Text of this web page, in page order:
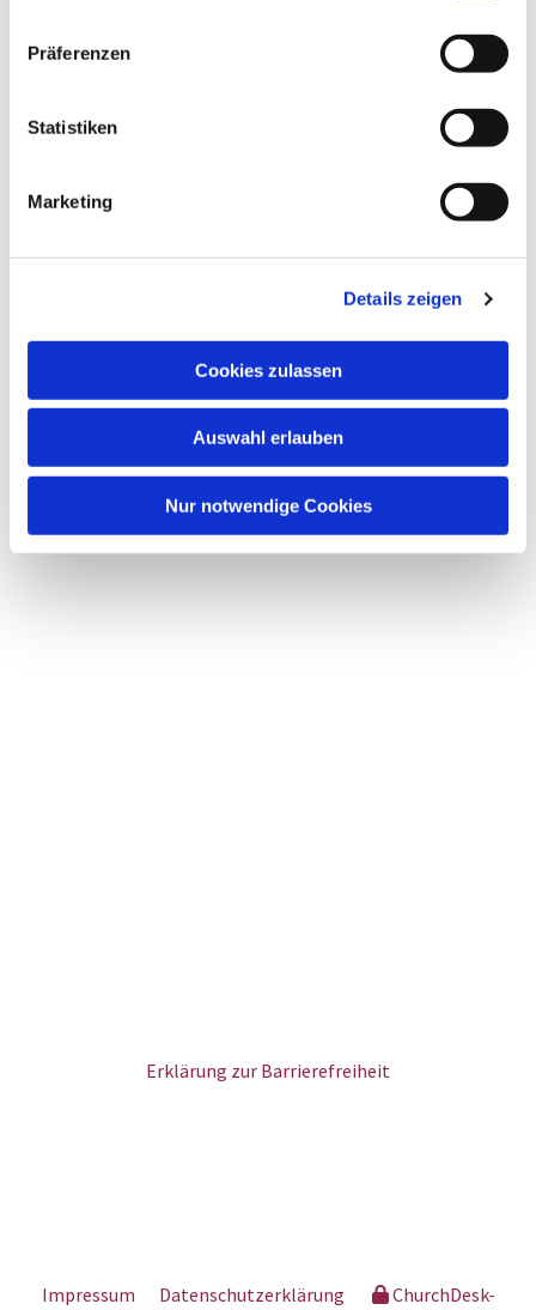
Präferenzen
Statistiken
Marketing
Details zeigen
Cookies zulassen
Auswahl erlauben
Nur notwendige Cookies
Dies könnte Sie auch
interessieren
Erklärung zur Barrierefreiheit
Impressum Datenschutzerklärung ChurchDesk-